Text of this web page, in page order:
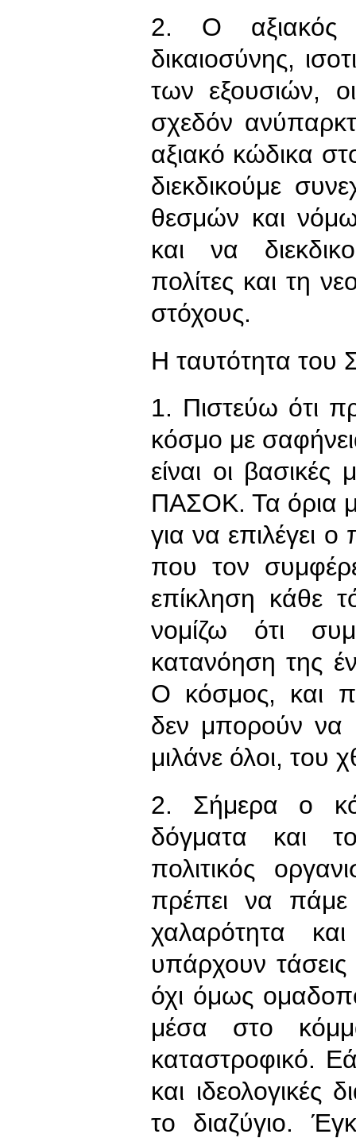
2. Ο αξιακός
δικαιοσύνης,
των εξουσιών,
σχεδόν
αξιακό κώδικα
διεκδικούμε
θεσμών και
και να
πολίτες και τη
στόχους.
Η ταυτότητα του
1. Πιστεύω ότι
κόσμο με
είναι οι
ΠΑΣΟΚ. Τα όρια
για να επιλέγει
που τον
επίκληση κάθε
νομίζω ότι
κατανόηση της
Ο κόσμος, και
δεν μπορούν να
μιλάνε όλοι, του
2. Σήμερα ο
δόγματα και
πολιτικός
πρέπει να
χαλαρότητα
υπάρχουν τάσεις
όχι όμως
μέσα στο
καταστροφικό.
και ιδεολογικές
το διαζύγιο.